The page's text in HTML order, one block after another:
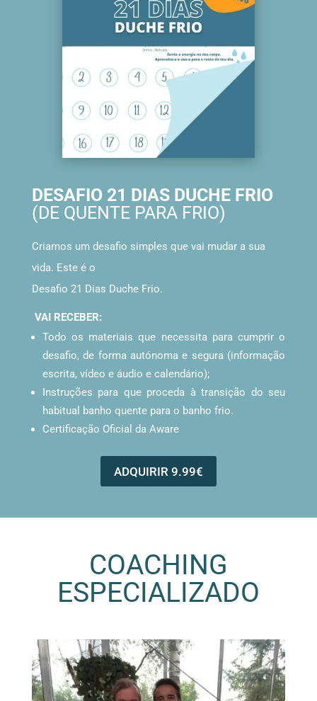
DESAFIO 21 DIAS DUCHE FRIO
(DE QUENTE PARA FRIO)
Criamos um desafio simples que vai mudar a sua
vida. Este é o
Desafio 21 Dias Duche Frio.
VAI RECEBER:
Todo os materiais que necessita para cumprir o
desafio, de forma autónoma e segura (informação
escrita, vídeo e áudio e calendário);
Instruções para que proceda à transição do seu
habitual banho quente para o banho frio.
Certificação Oficial da Aware
ADQUIRIR 9.99€
COACHING
ESPECIALIZADO